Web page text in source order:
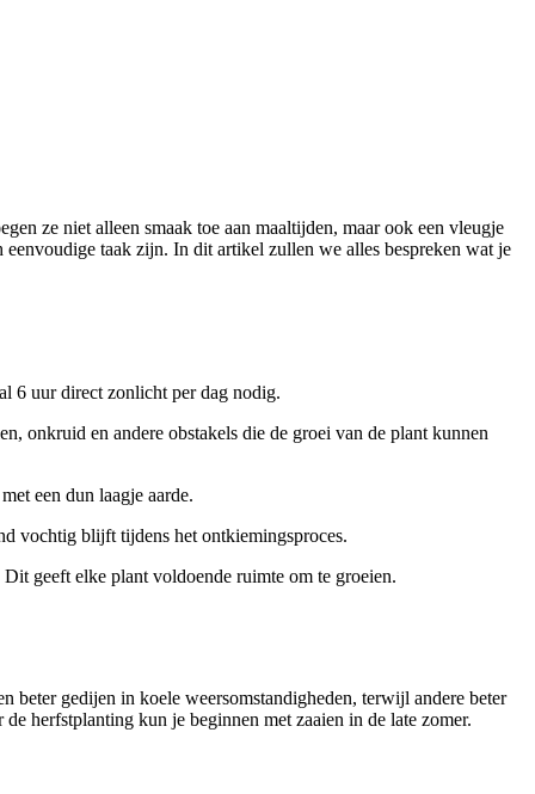
ze niet alleen smaak toe aan maaltijden, maar ook een vleugje
taak zijn. In dit artikel zullen we alles bespreken wat je
6 uur direct zonlicht per dag nodig.
onkruid en andere obstakels die de groei van de plant kunnen
een dun laagje aarde.
vochtig blijft tijdens het ontkiemingsproces.
geeft elke plant voldoende ruimte om te groeien.
gedijen in koele weersomstandigheden, terwijl andere beter
herfstplanting kun je beginnen met zaaien in de late zomer.